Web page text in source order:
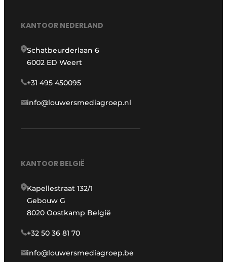
KANTOOR NEDERLAND
Schatbeurderlaan 6
6002 ED Weert
+31 495 450095
info@louwersmediagroep.nl
KANTOOR BELGIË
Kapellestraat 132/1
Gebouw G
8020 Oostkamp België
+32 50 36 81 70
info@louwersmediagroep.be